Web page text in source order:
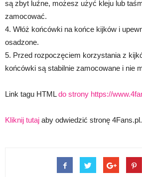
są zbyt luźne, możesz użyć kleju lub
zamocować.
4. Włóż końcówki na końce kijków i
osadzone.
5. Przed rozpoczęciem korzystania z
końcówki są stabilnie zamocowane i nie
Link tagu HTMLdo strony https://
Kliknij tutaj aby odwiedzić stronę 4Fans.pl.